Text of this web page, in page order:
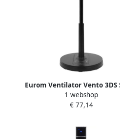
Eurom Ventilator Vento 3DS
Comfort | Zwart | 76-94 CM
1 webshop
€ 77,14